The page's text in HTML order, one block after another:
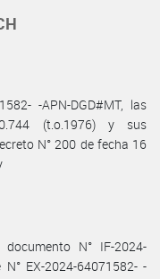
-APN-DGD#MT, las
(t.o.1976) y sus
N° 200 de fecha 16
N° IF-2024-
N° EX-2024-64071582- -